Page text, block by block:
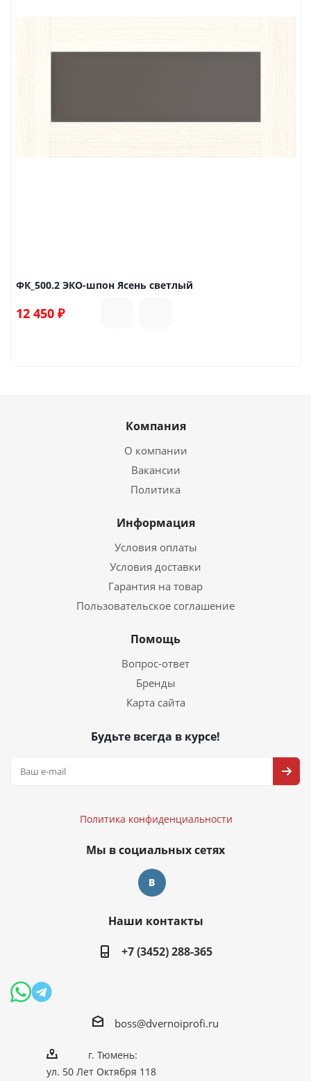
ФК_500.2 ЭКО-шпон Ясень светлый
12 450 ₽
Компания
О компании
Вакансии
Политика
Информация
Условия оплаты
Условия доставки
Гарантия на товар
Пользовательское соглашение
Помощь
Вопрос-ответ
Бренды
Карта сайта
Будьте всегда в курсе!
Политика конфиденциальности
Мы в социальных сетях
Наши контакты
+7 (3452) 288-365
boss@dvernoiprofi.ru
г. Тюмень:
ул. 50 Лет Октября 118